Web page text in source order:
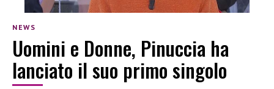
NEWS
Uomini e Donne, Pinuccia ha
lanciato il suo primo singolo